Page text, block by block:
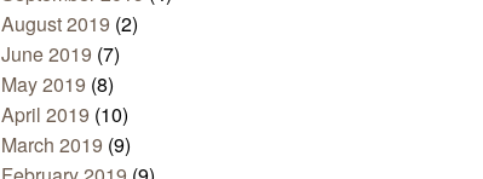
August 2019 (2)
June 2019 (7)
May 2019 (8)
April 2019 (10)
March 2019 (9)